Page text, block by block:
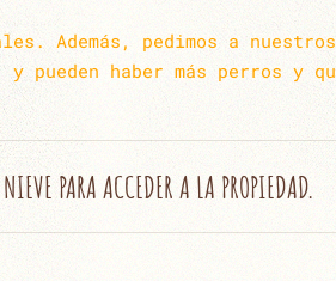
Además, pedimos a nuestros
pueden haber más perros y
PARA ACCEDER A LA PROPIEDAD.